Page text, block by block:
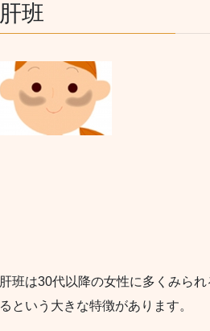
肝班
肝班は30代以降の女性に多くみら
るという大きな特徴があります。